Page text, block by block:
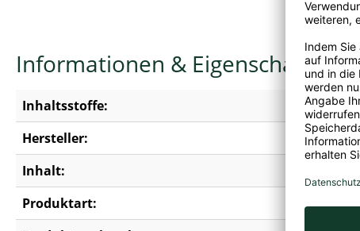
Informationen & Eigenschaften
Inhaltsstoffe:
Zucker,
Hersteller:
Monin
Inhalt:
Produktart:
Sirup